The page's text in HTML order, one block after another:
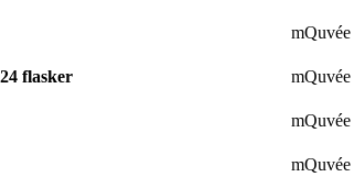
mQuvée
flasker mQuvée
mQuvée
mQuvée